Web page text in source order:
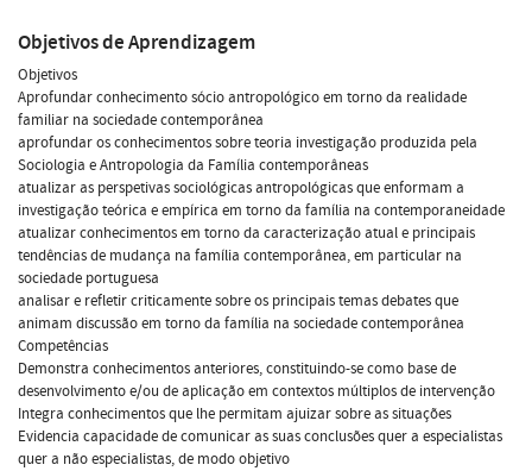
Objetivos de Aprendizagem
Objetivos
Aprofundar conhecimento sócio antropológico em torno da realidade
familiar na sociedade contemporânea
aprofundar os conhecimentos sobre teoria investigação produzida pela
Sociologia e Antropologia da Família contemporâneas
atualizar as perspetivas sociológicas antropológicas que enformam a
investigação teórica e empírica em torno da família na contemporaneidade
atualizar conhecimentos em torno da caracterização atual e principais
tendências de mudança na família contemporânea, em particular na
sociedade portuguesa
analisar e refletir criticamente sobre os principais temas debates que
animam discussão em torno da família na sociedade contemporânea
Competências
Demonstra conhecimentos anteriores, constituindo-se como base de
desenvolvimento e/ou de aplicação em contextos múltiplos de intervenção
Integra conhecimentos que lhe permitam ajuizar sobre as situações
Evidencia capacidade de comunicar as suas conclusões quer a especialistas
quer a não especialistas, de modo objetivo